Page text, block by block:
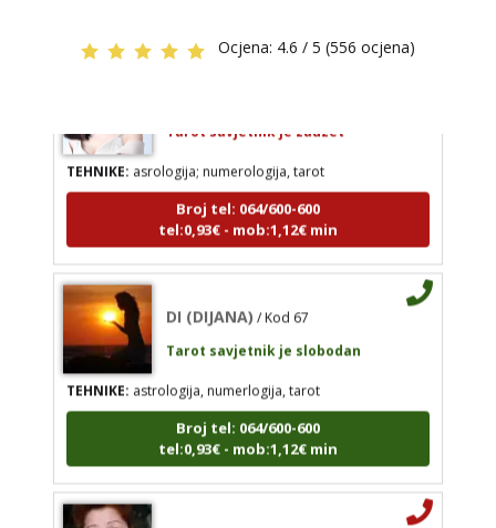
Tarot savjetnik je slobodan
TEHNIKE:astrologija, numerlogija, tarot
Broj tel: 064/600-600
tel:0,93€ - mob:1,12€ min
SARA/ Kod 01
TEHNIKE:tarot, keltski križ, visak, anđeoske karte
Broj tel: 064/600-600
tel:0,93€ - mob:1,12€ min
Ocjena: 4.6 / 5 (556 ocjena)
KRISTINA
TEHNIKE:asrologija; numerologija, tarot
Broj tel: 064/600-600
tel:0,93€ - mob:1,12€ min
Tarot savjetnik je slobodan
TEHNIKE: astrologija, numerlogija, tarot
Broj tel: 064/600-600
tel:0,93€ - mob:1,12€ min